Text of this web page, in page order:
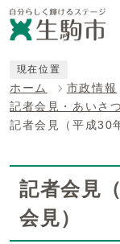
現在位置
ホーム 市政情報
記者会見・あいさ
記者会見（平成30
記者会見
会見）